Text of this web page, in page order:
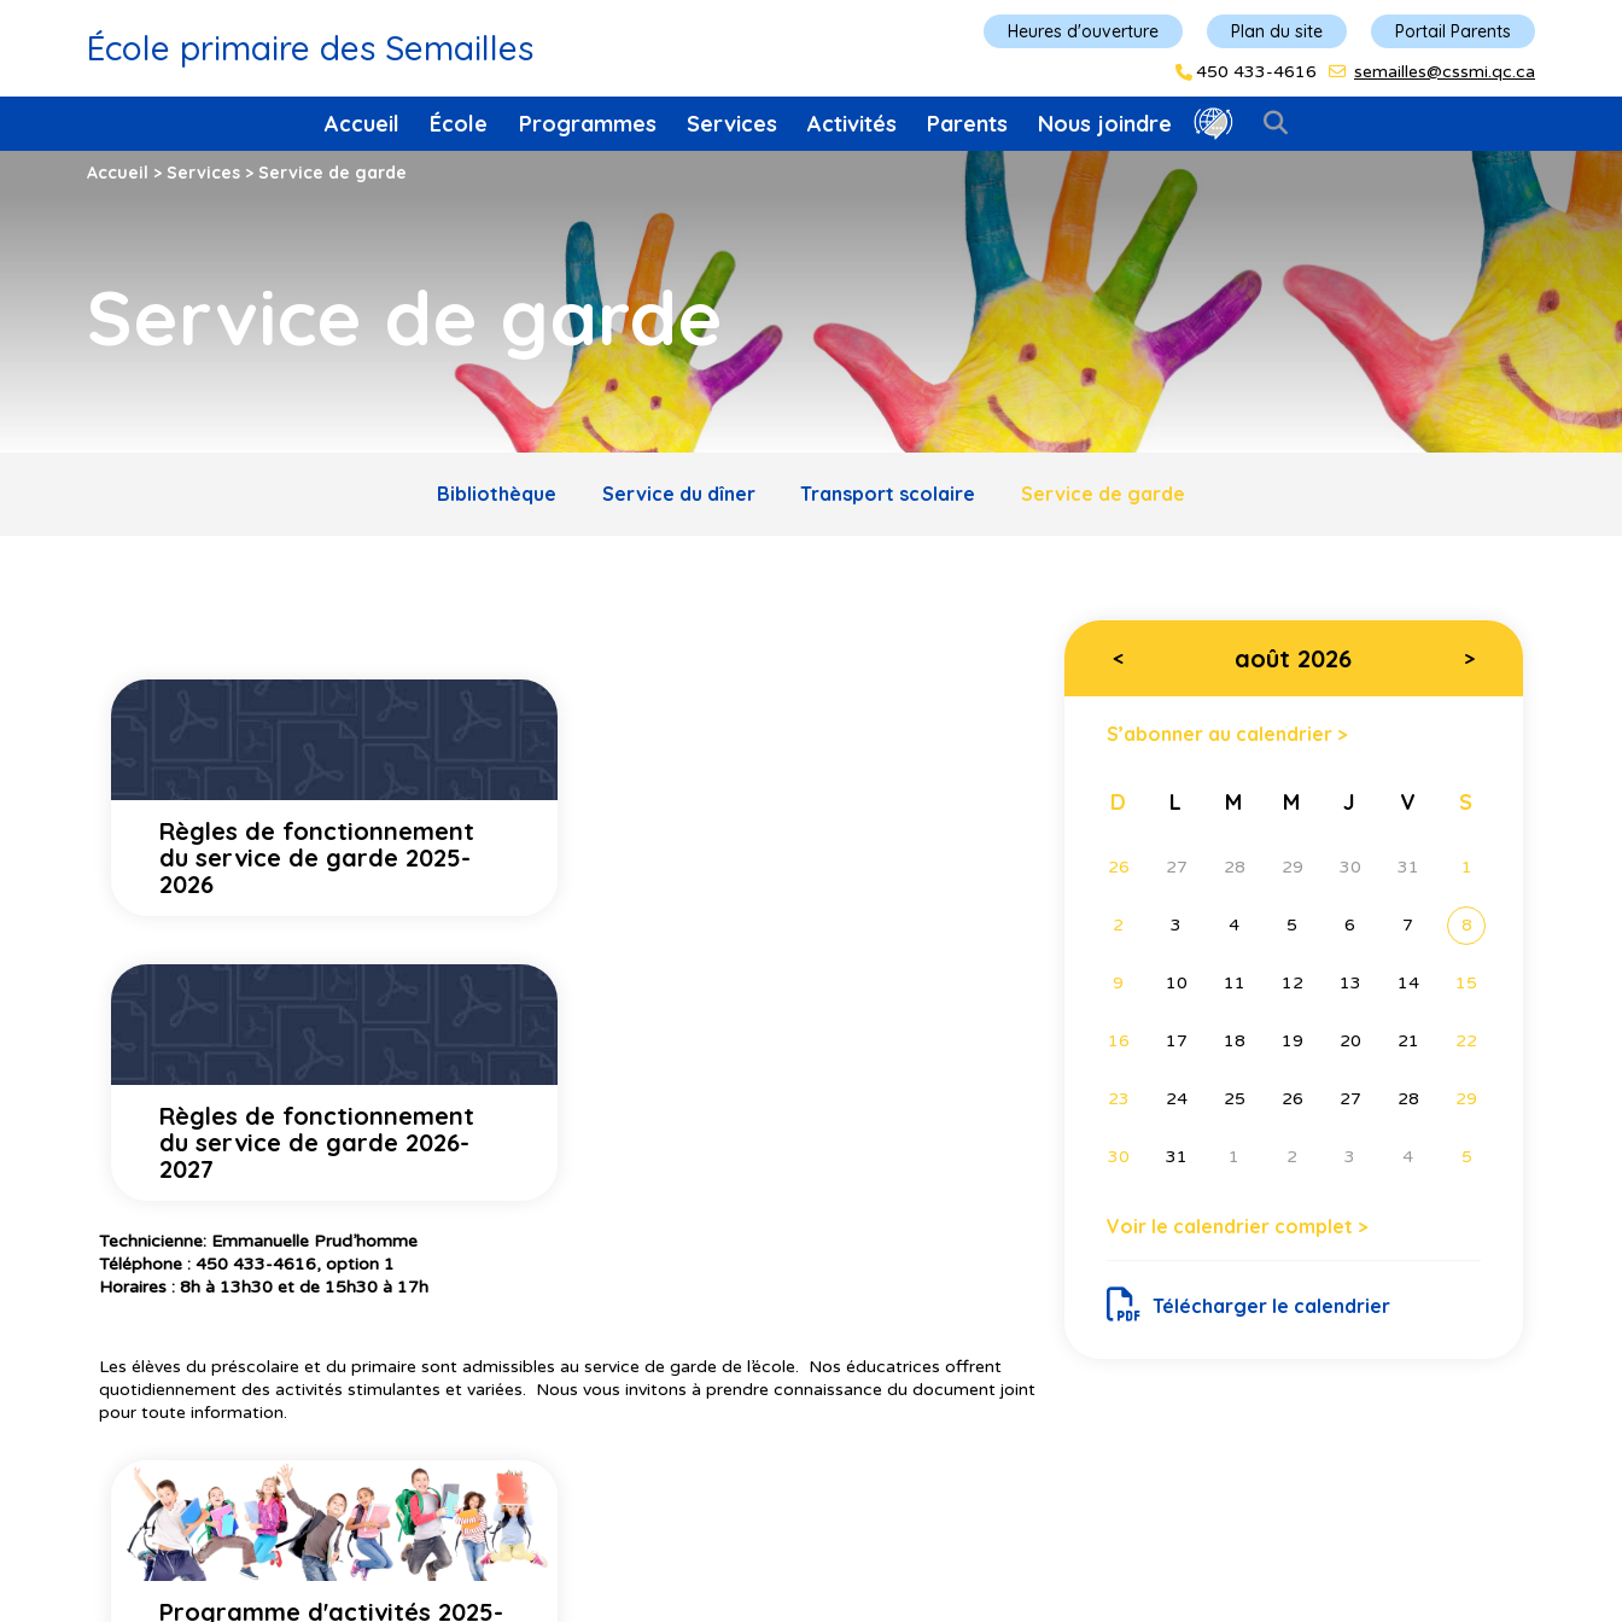
École primaire des Semailles Plan du site Portail Parents
Heures d'ouverture
450 433-4616 semailles@cssmi.qc.ca
Accueil École Programmes Services Activités Parents Nous joindre
Accueil > Services > Service de garde
Service de garde
Bibliothèque Service du dîner Transport scolaire Service de garde
Règles de fonctionnement
du service de garde 2025-
2026
Règles de fonctionnement
du service de garde 2026-
2027
Technicienne: Emmanuelle Prud’homme
Téléphone : 450 433-4616, option 1
Horaires : 8h à 13h30 et de 15h30 à 17h
Les élèves du préscolaire et du primaire sont admissibles au service de garde de l’école. Nos éducatrices offrent
quotidiennement des activités stimulantes et variées. Nous vous invitons à prendre connaissance du document joint
pour toute information.
Programme d'activités 2025-
< août 2026 >
S’abonner au calendrier >
D L M M J V S
26 27 28 29 30 31 1
2 3 4 5 6 7 8
9 10 11 12 13 14 15
16 17 18 19 20 21 22
23 24 25 26 27 28 29
30 31 1 2 3 4 5
Voir le calendrier complet >
Télécharger le calendrier